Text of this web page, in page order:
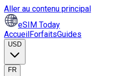
Aller au contenu principal
eSIM Today
AccueilForfaitsGuides
USD
FR